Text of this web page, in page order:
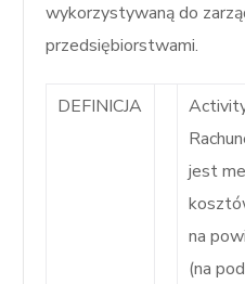
wykorzystywaną do
przedsiębiorstwami.
DEFINICJA
jest
na
(na